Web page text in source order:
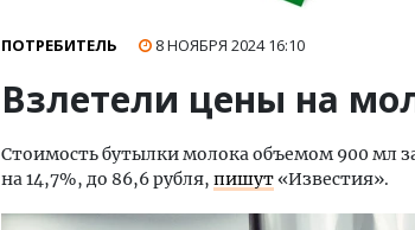
ПОТРЕБИТЕЛЬ 8 НОЯБРЯ 202416:10
Взлетели цены на
Стоимость бутылки молока объемом 900 мл
на 14,7%, до 86,6 рубля, пишут«Известия».